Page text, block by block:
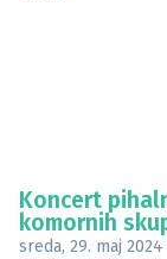
Koncert
komornih
sreda, 29. maj 2024